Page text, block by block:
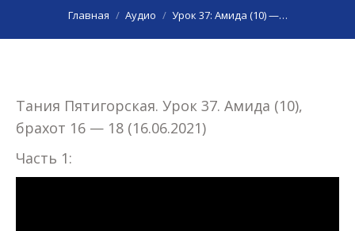
Вы здесь:
Главная Аудио Урок 37: Амида (10) —…
Тания Пятигорская. Урок 37. Амида (10),
брахот 16 — 18 (16.06.2021)
Часть 1: